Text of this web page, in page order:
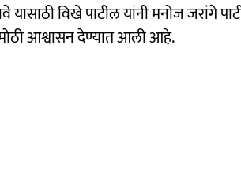
यासाठी विखे पाटील यांनी मनोज जरांगे
मोठी आश्वासन देण्यात आली आहे.